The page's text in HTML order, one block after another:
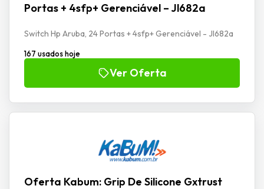
Portas + 4sfp+ Gerenciável – Jl682a
Switch Hp Aruba, 24 Portas + 4sfp+ Gerenciável - Jl682a
167 usados hoje
Ver Oferta
Oferta Kabum: Grip De Silicone Gxtrust